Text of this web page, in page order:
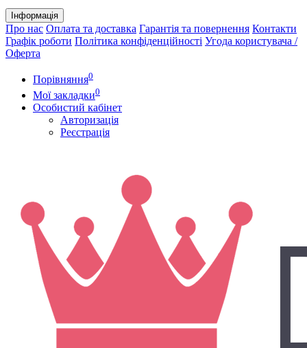
Інформація
Про нас Оплата та доставка Гарантія та повернення Контакти
Графік роботи Політика конфіденційності Угода користувача /
Оферта
Порівняння0
Мої закладки0
Особистий кабінет
Авторизація
Реєстрація